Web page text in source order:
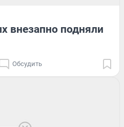
внезапно подняли
Обсудить